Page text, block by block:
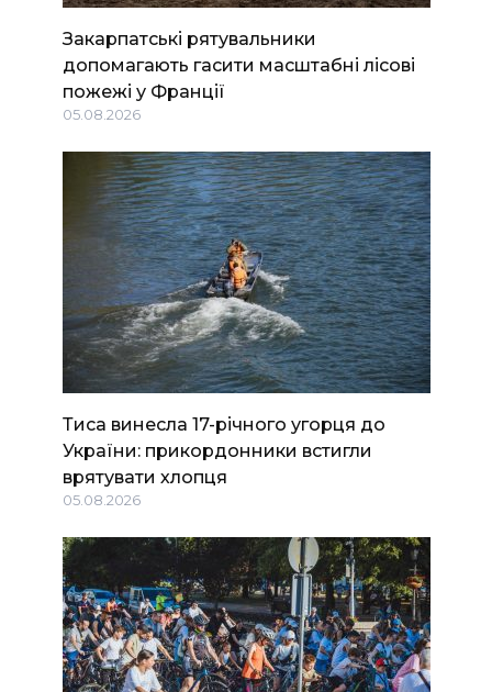
Закарпатські рятувальники
допомагають гасити масштабні лісові
пожежі у Франції
05.08.2026
Тиса винесла 17-річного угорця до
України: прикордонники встигли
врятувати хлопця
05.08.2026